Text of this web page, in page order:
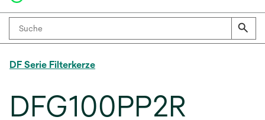
DF Serie Filterkerze
DFG100PP2R